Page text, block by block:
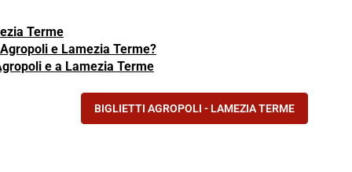
Terme
e Lamezia Terme?
e a Lamezia Terme
BIGLIETTI AGROPOLI - LAMEZIA TERME